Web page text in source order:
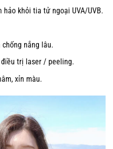
hảo khỏi tia tử ngoại UVA/UVB.
nắng lâu.
điều trị laser / peeling.
xỉn màu.